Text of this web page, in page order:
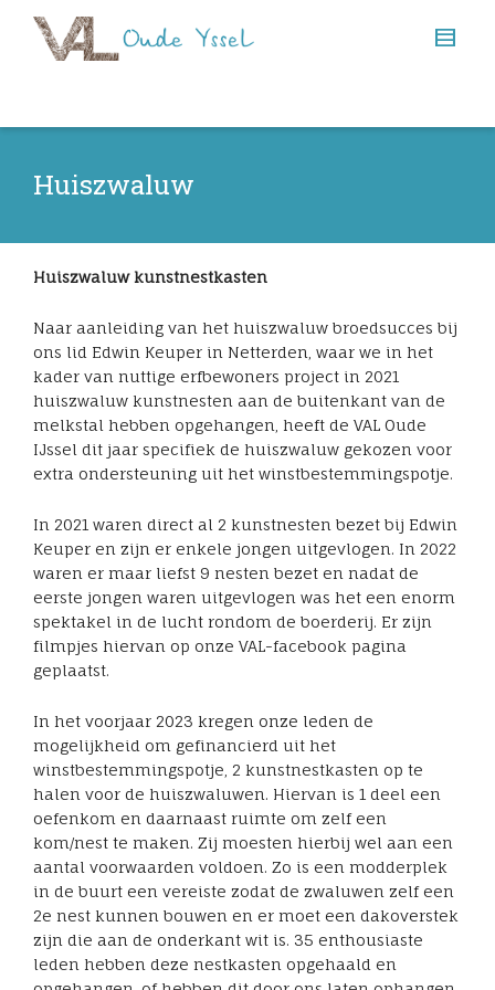
Huiszwaluw
Huiszwaluw kunstnestkasten
Naar aanleiding van het huiszwaluw broedsucces bij
ons lid Edwin Keuper in Netterden, waar we in het
kader van nuttige erfbewoners project in 2021
huiszwaluw kunstnesten aan de buitenkant van de
melkstal hebben opgehangen, heeft de VAL Oude
IJssel dit jaar specifiek de huiszwaluw gekozen voor
extra ondersteuning uit het winstbestemmingspotje.
In 2021 waren direct al 2 kunstnesten bezet bij Edwin
Keuper en zijn er enkele jongen uitgevlogen. In 2022
waren er maar liefst 9 nesten bezet en nadat de
eerste jongen waren uitgevlogen was het een enorm
spektakel in de lucht rondom de boerderij. Er zijn
filmpjes hiervan op onze VAL-facebook pagina
geplaatst.
In het voorjaar 2023 kregen onze leden de
mogelijkheid om gefinancierd uit het
winstbestemmingspotje, 2 kunstnestkasten op te
halen voor de huiszwaluwen. Hiervan is 1 deel een
oefenkom en daarnaast ruimte om zelf een
kom/nest te maken. Zij moesten hierbij wel aan een
aantal voorwaarden voldoen. Zo is een modderplek
in de buurt een vereiste zodat de zwaluwen zelf een
2e nest kunnen bouwen en er moet een dakoverstek
zijn die aan de onderkant wit is. 35 enthousiaste
leden hebben deze nestkasten opgehaald en